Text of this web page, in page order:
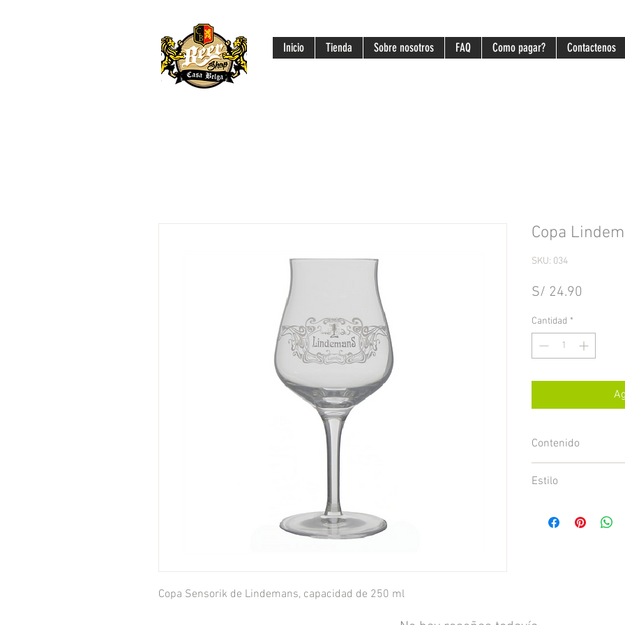
Inicio Tienda Sobre nosotros FAQ Como pagar? Contactenos
Copa Sensorik de Lindemans, capacidad de 250 ml
Copa
SKU: 034
S/ 24.90
Cantidad *
Contenido
Estilo